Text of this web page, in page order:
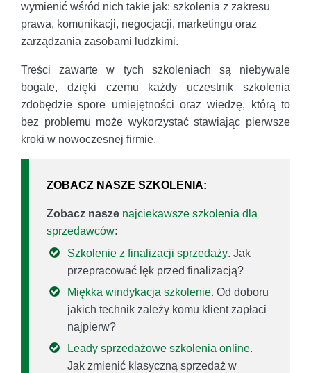
wymienić wśród nich takie jak: szkolenia z zakresu
prawa, komunikacji, negocjacji, marketingu oraz
zarządzania zasobami ludzkimi.
Treści zawarte w tych szkoleniach są niebywale
bogate, dzięki czemu każdy uczestnik szkolenia
zdobędzie spore umiejętności oraz wiedzę, którą to
bez problemu może wykorzystać stawiając pierwsze
kroki w nowoczesnej firmie.
ZOBACZ NASZE SZKOLENIA:
Zobacz nasze najciekawsze szkolenia dla
sprzedawców:
Szkolenie z finalizacji sprzedaży. Jak
przepracować lęk przed finalizacją?
Miękka windykacja szkolenie. Od doboru
jakich technik zależy komu klient zapłaci
najpierw?
Leady sprzedażowe szkolenia online.
Jak zmienić klasyczną sprzedaż w